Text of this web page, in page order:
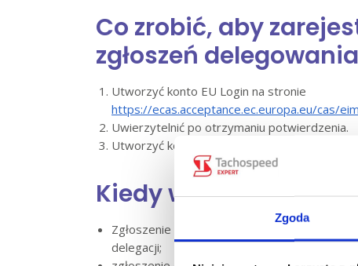
Zgoda
Co zrobić, aby
zgłoszeń
Utworzyć konto EU Login na stronie
https://ecas.acceptance.ec.europa.eu/cas/
Uwierzytelnić po otrzymaniu potwierdzenia.
Utworzyć konto firmowe na
Kiedy wygenerować
Zgłoszenie delegowania należy
delegacji;